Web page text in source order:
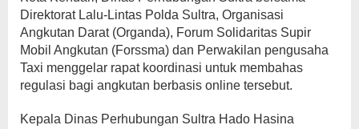
Direktorat Lalu-Lintas Polda Sultra, Organisasi
Angkutan Darat (Organda), Forum Solidaritas Supir
Mobil Angkutan (Forssma) dan Perwakilan pengusaha
Taxi menggelar rapat koordinasi untuk membahas
regulasi bagi angkutan berbasis online tersebut.
Kepala Dinas Perhubungan Sultra Hado Hasina